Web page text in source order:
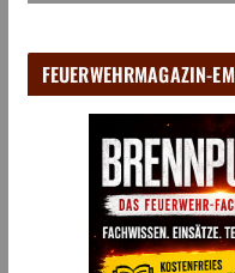
FEUERWEHRMAGAZIN-